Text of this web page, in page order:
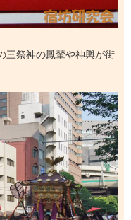
三祭神の鳳輦や神輿が街